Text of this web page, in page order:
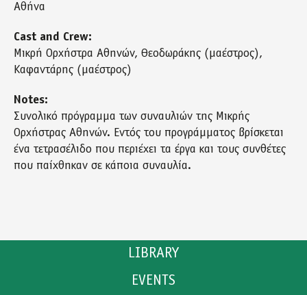
LIBRARY
CATALOGUE
EVENTS
Αθήνα
Cast and Crew:
Μικρή Ορχήστρα Αθηνών, Θεοδωράκης (μαέστρος),
Καφαντάρης (μαέστρος)
Notes:
Συνολικό πρόγραμμα των συναυλιών της Μικρής
Ορχήστρας Αθηνών. Εντός του προγράμματος βρίσκεται
ένα τετρασέλιδο που περιέχει τα έργα και τους συνθέτες
που παίχθηκαν σε κάποια συναυλία.